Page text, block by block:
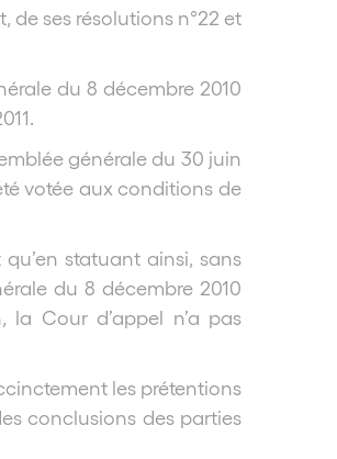
de ses résolutions n°22 et
du 8 décembre 2010
générale du 30 juin
votée aux conditions de
statuant ainsi, sans
du 8 décembre 2010
la Cour d’appel n’a pas
les prétentions
conclusions des parties